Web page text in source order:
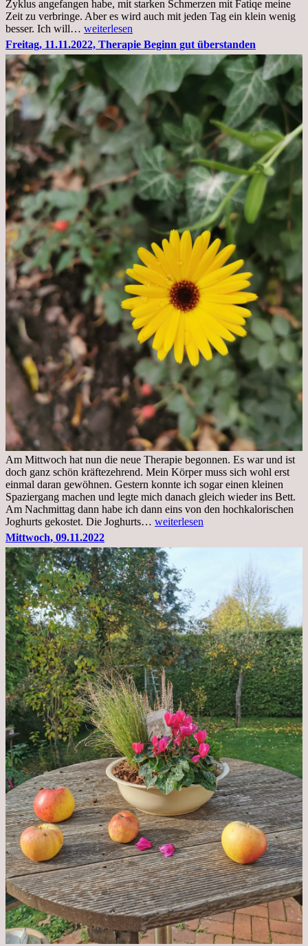
Zyklus angefangen habe, mit starken Schmerzen mit Fatiqe meine
Zeit zu verbringe. Aber es wird auch mit jeden Tag ein klein wenig
besser. Ich will… Sonntag,
20.11.2022,
Todensonntag
weiterlesen
Freitag, 11.11.2022, Therapie Beginn gut überstanden
Am Mittwoch hat nun die neue Therapie begonnen. Es war und ist
doch ganz schön kräftezehrend. Mein Körper muss sich wohl erst
einmal daran gewöhnen. Gestern konnte ich sogar einen kleinen
Spaziergang machen und legte mich danach gleich wieder ins Bett.
Am Nachmittag dann habe ich dann eins von den hochkalorischen
Joghurts gekostet. Die Joghurts… Freitag,
Therapie
Beginn
gut
überstanden
weiterlesen
Mittwoch, 09.11.2022